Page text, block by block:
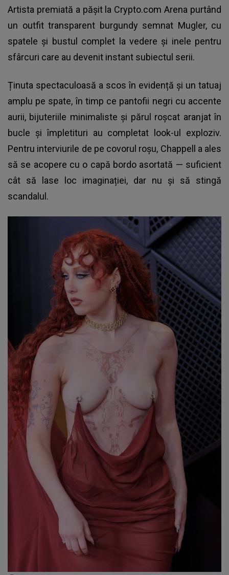
Artista premiată a pășit la Crypto.com Arena purtând
un outfit transparent burgundy semnat Mugler, cu
spatele și bustul complet la vedere și inele pentru
sfârcuri care au devenit instant subiectul serii.
Ținuta spectaculoasă a scos în evidență și un tatuaj
amplu pe spate, în timp ce pantofii negri cu accente
aurii, bijuteriile minimaliste și părul roșcat aranjat în
bucle și împletituri au completat look-ul exploziv.
Pentru interviurile de pe covorul roșu, Chappell a ales
să se acopere cu o capă bordo asortată — suficient
cât să lase loc imaginației, dar nu și să stingă
scandalul.